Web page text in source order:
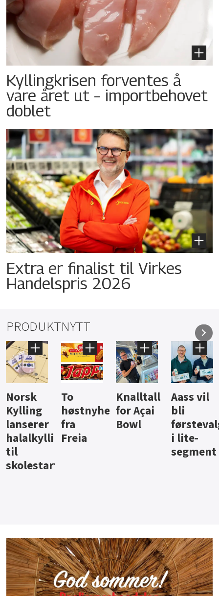
Kyllingkrisen forventes å
vare året ut – importbehovet
doblet
Extra er finalist til Virkes
Handelspris 2026
PRODUKTNYTT
Knalltall
for Açai
Bowl
Aass vil
bli
førstevalg
i lite-
Brus og
jus fra
Berentsen
Hard
iste fra
Hansa